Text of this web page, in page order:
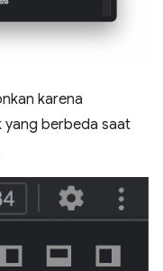
karena
yang berbeda saat